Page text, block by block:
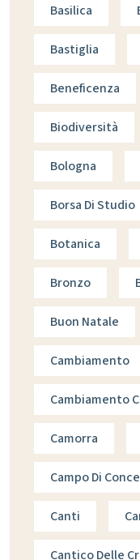
Basilica
Bastiglia
Beneficenza
Biodiversità
Bologna
Borsa Di Studio
Botanica
Bronzo
Buon Natale
Cambiamento
Cambiamento
Camorra
Campo Di
Canti
Cantico Delle